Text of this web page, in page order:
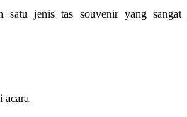
satu jenis tas souvenir yang sangat
acara